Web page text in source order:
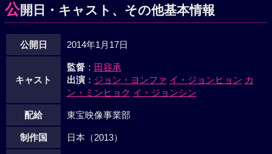
公開日・キャスト、その他基本情報
公開日 2014年1月17日
キャスト
監督： 田容承
出演： ジョン・ヨンファ イ・ジョンヒョン カ
ン・ミンヒョク イ・ジョンシン
配給 東宝映像事業部
制作国 日本（2013）